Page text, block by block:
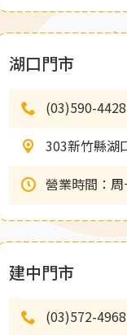
湖口門市
(03)590-4428
303新竹縣湖
營業時間：
建中門市
(03)572-4968